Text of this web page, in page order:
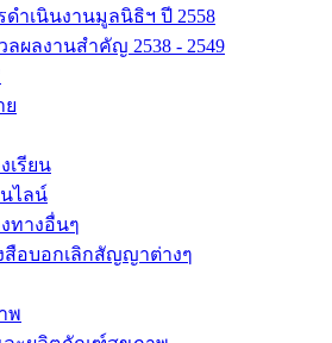
ดำเนินงานมูลนิธิฯ ปี 2558
ลผลงานสำคัญ 2538 - 2549
ย
เรียน
ไลน์
ทางอื่นๆ
สือบอกเลิกสัญญาต่างๆ
พ